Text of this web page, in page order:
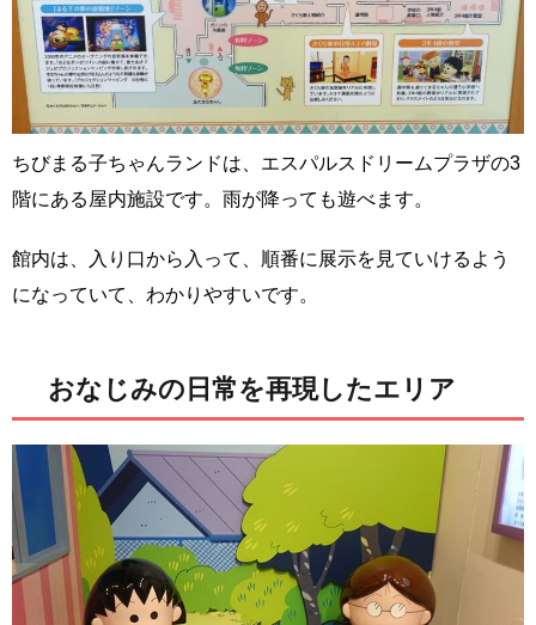
ちびまる子ちゃんランドは、エスパルスドリームプラザの3
階にある屋内施設です。雨が降っても遊べます。
館内は、入り口から入って、順番に展示を見ていけるよう
になっていて、わかりやすいです。
おなじみの日常を再現したエリア